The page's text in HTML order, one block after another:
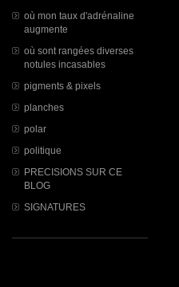
où mon taux d'adrénaline
augmente
où sont rangées diverses
notules incasables
pigments & pixels
planches
polar
politique
PRECISIONS SUR CE
BLOG
SIGNATURES